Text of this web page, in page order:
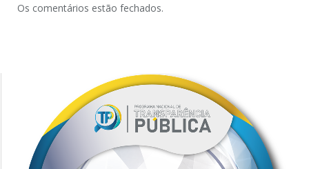
Os comentários estão fechados.